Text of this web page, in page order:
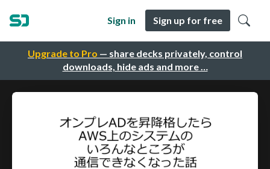
Upgrade to Pro — share decks privately, control
downloads, hide ads and more …
Sign in Sign up for free